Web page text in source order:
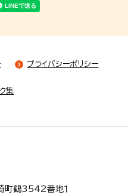
プライバシーポリシー
集
鶴3542番地１